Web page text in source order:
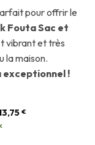
pour offrir le
Fouta Sac et
vibrant et très
la maison.
exceptionnel !
€